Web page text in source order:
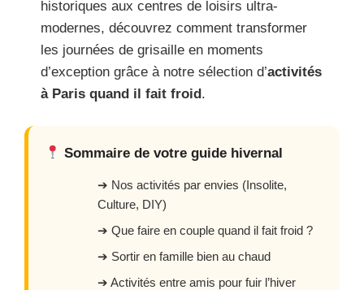
historiques aux centres de loisirs ultra-
modernes, découvrez comment transformer
les journées de grisaille en moments
d’exception grâce à notre sélection d’activités
à Paris quand il fait froid .
Sommaire de votre guide hivernal
➔ Nos activités par envies (Insolite,
Culture, DIY)
➔ Que faire en couple quand il fait froid ?
➔ Sortir en famille bien au chaud
➔ Activités entre amis pour fuir l’hiver